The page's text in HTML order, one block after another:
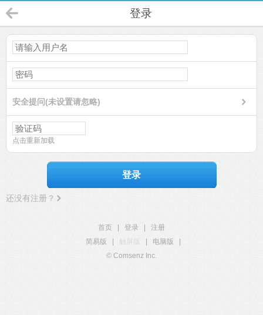
登录
安全提问(未设置请忽略)
点击重新加载
登录
还没有注册？
首页 登录
注册
简易版
触屏版 电脑版
© Comsenz Inc.